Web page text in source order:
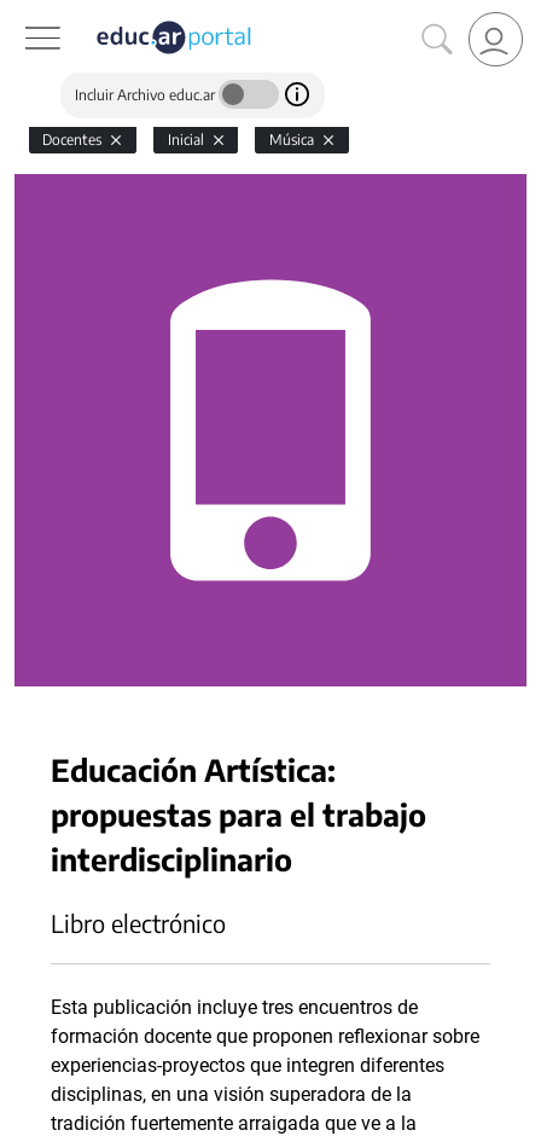
Incluir Archivo educ.ar
Docentes Inicial Música
Educación Artística:
propuestas para el trabajo
interdisciplinario
Libro electrónico
Esta publicación incluye tres encuentros de
formación docente que proponen reflexionar sobre
experiencias-proyectos que integren diferentes
disciplinas, en una visión superadora de la
tradición fuertemente arraigada que ve a la